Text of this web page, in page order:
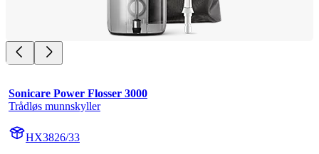
Sonicare Power Flosser 3000
Trådløs munnskyller
HX3826/33